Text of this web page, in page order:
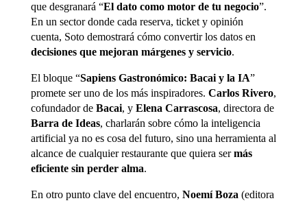
que desgranará “El dato como motor de tu negocio”.
En un sector donde cada reserva, ticket y opinión
cuenta, Soto demostrará cómo convertir los datos en
decisiones que mejoran márgenes y servicio.
El bloque “Sapiens Gastronómico: Bacai y la IA”
promete ser uno de los más inspiradores. Carlos Rivero,
cofundador de Bacai, y Elena Carrascosa, directora de
Barra de Ideas, charlarán sobre cómo la inteligencia
artificial ya no es cosa del futuro, sino una herramienta al
alcance de cualquier restaurante que quiera sermás
eficiente sin perder alma.
En otro punto clave del encuentro, Noemí Boza (editora